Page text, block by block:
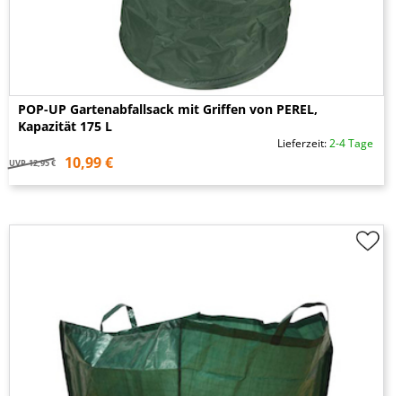
POP-UP Gartenabfallsack mit Griffen von PEREL,
Kapazität 175 L
Lieferzeit:2-4 Tage
UVP 12,95 € 10,99 €